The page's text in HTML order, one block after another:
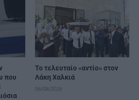
που
Το τελευταίο «αντίο» στον
Λάκη Χαλκιά
06/08/2026